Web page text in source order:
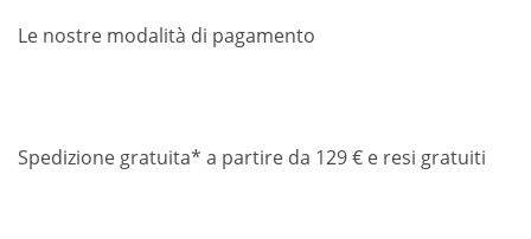
Le nostre modalità di pagamento
Spedizione gratuita* a partire da 129 € e resi gratuiti